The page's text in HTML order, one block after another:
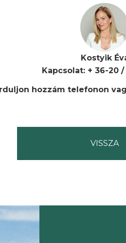
Kostyik
Kapcsolat: + 36-20
hozzám telefonon